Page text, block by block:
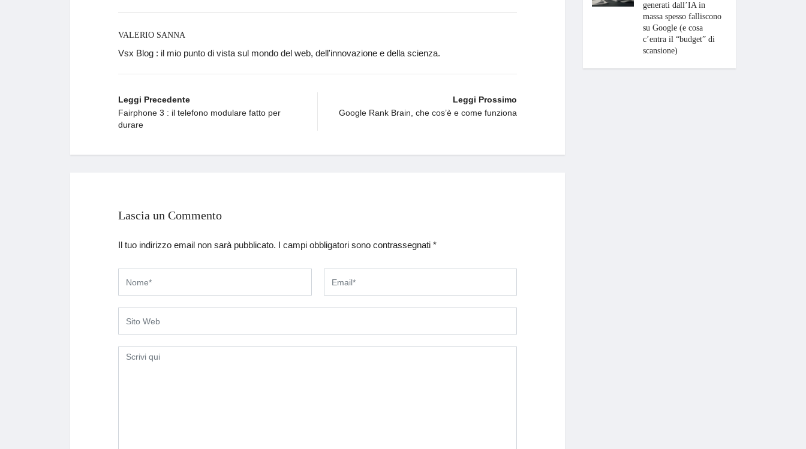
VALERIO SANNA
Vsx Blog : il mio punto di vista sul mondo del web, dell'innovazione e della scienza.
Leggi Precedente
Fairphone 3 : il telefono modulare fatto per
durare
Leggi Prossimo
Google Rank Brain, che cos’è e come funziona
Lascia un Commento
Il tuo indirizzo email non sarà pubblicato. I campi obbligatori sono contrassegnati *
generati dall’IA in
massa spesso falliscono
su Google (e cosa
c’entra il “budget” di
scansione)